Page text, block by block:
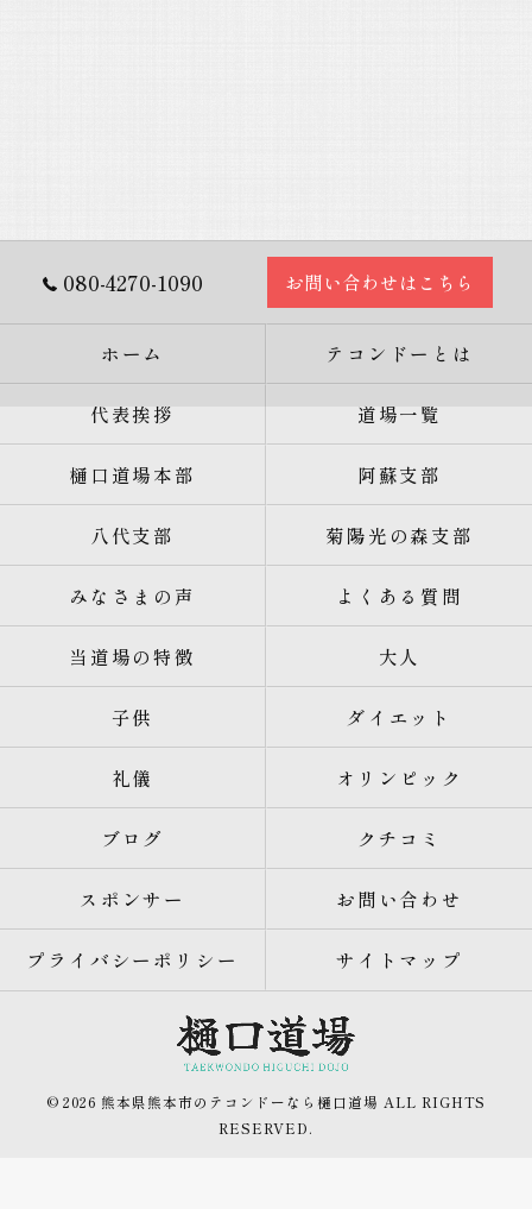
080-4270-1090 お問い合わせはこちら
ホーム テコンドーとは
代表挨拶 道場一覧
樋口道場本部 阿蘇支部
八代支部 菊陽光の森支部
みなさまの声 よくある質問
当道場の特徴 大人
子供 ダイエット
礼儀 オリンピック
ブログ クチコミ
スポンサー お問い合わせ
プライバシーポリシー サイトマップ
© 2026 熊本県熊本市のテコンドーなら樋口道場 ALL RIGHTS
RESERVED.